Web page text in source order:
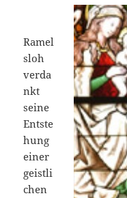
Ramel
sloh
verda
nkt
seine
Entste
hung
einer
geistli
chen